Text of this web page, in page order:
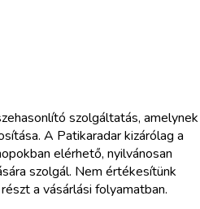
szolgáltatás, amelynek
A Patikaradar kizárólag a
elérhető, nyilvánosan
szolgál. Nem értékesítünk
a vásárlási folyamatban.